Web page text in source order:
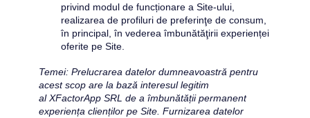
privind modul de funcționare a Site-ului,
realizarea de profiluri de preferinţe de consum,
în principal, în vederea îmbunătăţirii experienței
oferite pe Site.
Temei: Prelucrarea datelor dumneavoastră pentru
acest scop are la bază interesul legitim
al XFactorApp SRL de a îmbunătății permanent
experiența clienților pe Site. Furnizarea datelor